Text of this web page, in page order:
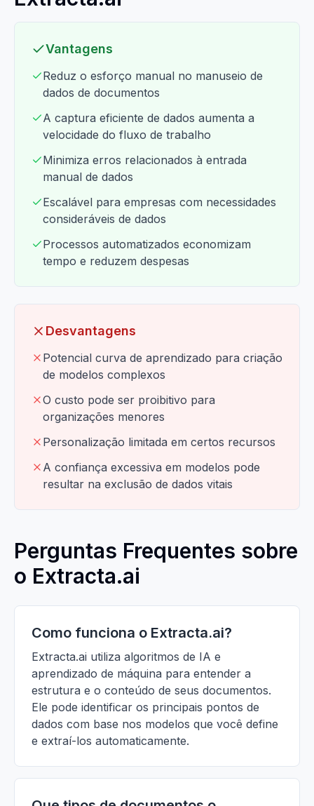
Vantagens
Reduz o esforço manual no manuseio de
dados de documentos
A captura eficiente de dados aumenta a
velocidade do fluxo de trabalho
Minimiza erros relacionados à entrada
manual de dados
Escalável para empresas com necessidades
consideráveis de dados
Processos automatizados economizam
tempo e reduzem despesas
Desvantagens
Potencial curva de aprendizado para criação
de modelos complexos
O custo pode ser proibitivo para
organizações menores
Personalização limitada em certos recursos
A confiança excessiva em modelos pode
resultar na exclusão de dados vitais
Perguntas Frequentes sobre
o Extracta.ai
Como funciona o Extracta.ai?
Extracta.ai utiliza algoritmos de IA e
aprendizado de máquina para entender a
estrutura e o conteúdo de seus documentos.
Ele pode identificar os principais pontos de
dados com base nos modelos que você define
e extraí-los automaticamente.